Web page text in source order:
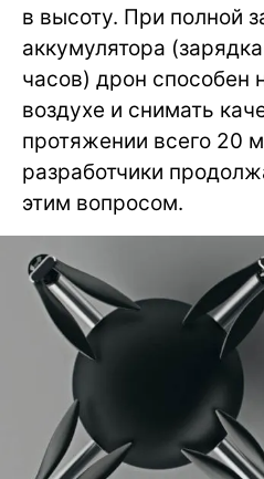
в высоту. При полной
аккумулятора
часов) дрон способен
воздухе и снимать
протяжении всего 20
разработчики
этим вопросом.